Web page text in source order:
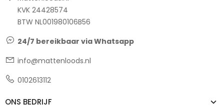
KVK 24428574
BTW NL001980106B56
24/7 bereikbaar via Whatsapp
info@mattenloods.nl
0102613112
ONS BEDRIJF